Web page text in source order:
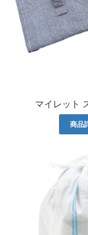
マイレット
商品